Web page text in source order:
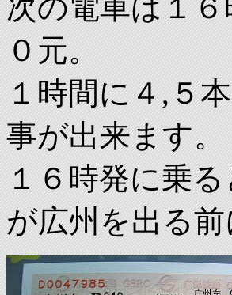
次の電車は１
０元。
１時間に４,５
事が出来ます。
１６時発に乗
が広州を出る